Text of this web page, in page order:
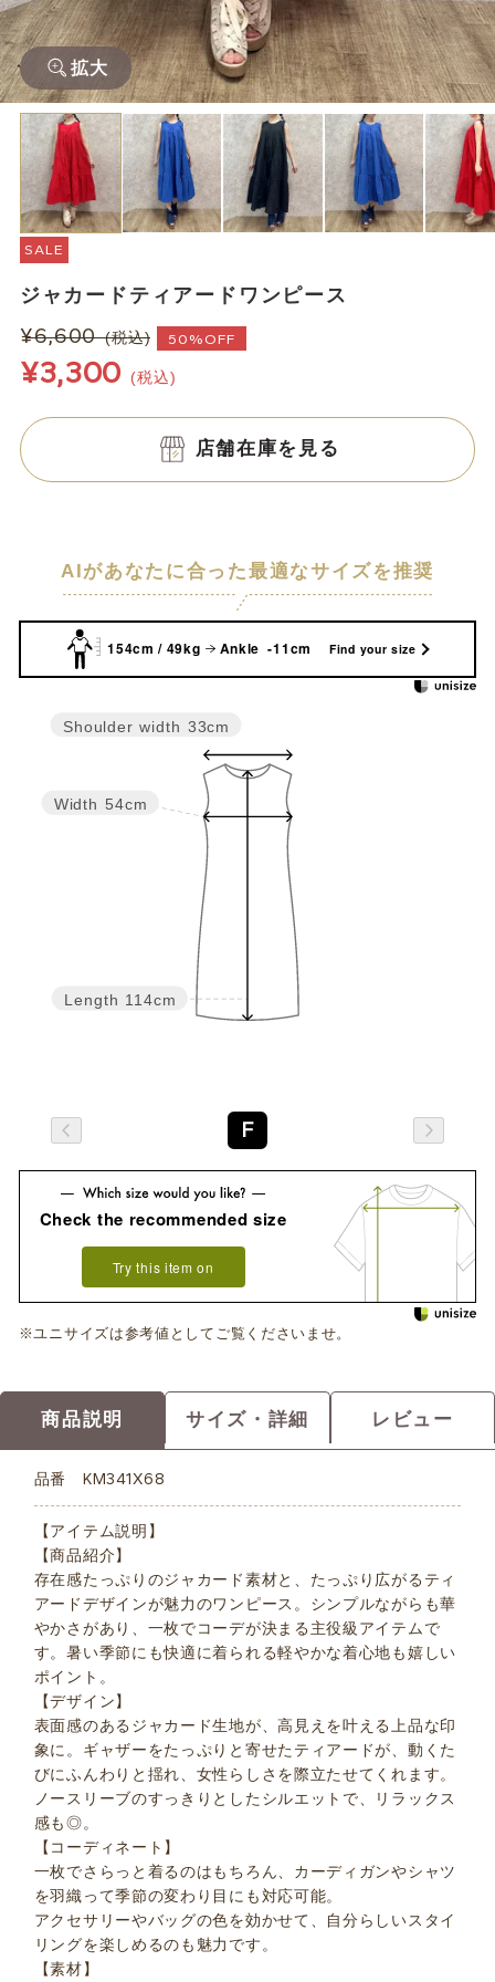
拡大
SALE
ジャカードティアードワンピース
¥6,600 (税込) 50%OFF
¥3,300 (税込)
店舗在庫を見る
AIがあなたに合った最適なサイズを推奨
154cm / 49kg Ankle -11cm Find your size
Length 114cm
Width 54cm
Shoulder width 33cm
F
Check the recommended size
Try this item on
※ユニサイズは参考値としてご覧くださいませ。
商品説明 サイズ・詳細 レビュー
品番 KM341X68
【アイテム説明】
【商品紹介】
存在感たっぷりのジャカード素材と、たっぷり広がるティ
アードデザインが魅力のワンピース。シンプルながらも華
やかさがあり、一枚でコーデが決まる主役級アイテムで
す。暑い季節にも快適に着られる軽やかな着心地も嬉しい
ポイント。
【デザイン】
表面感のあるジャカード生地が、高見えを叶える上品な印
象に。ギャザーをたっぷりと寄せたティアードが、動くた
びにふんわりと揺れ、女性らしさを際立たせてくれます。
ノースリーブのすっきりとしたシルエットで、リラックス
感も◎。
【コーディネート】
一枚でさらっと着るのはもちろん、カーディガンやシャツ
を羽織って季節の変わり目にも対応可能。
アクセサリーやバッグの色を効かせて、自分らしいスタイ
リングを楽しめるのも魅力です。
【素材】